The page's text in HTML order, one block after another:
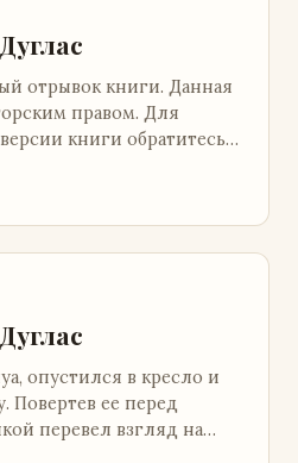
отрывок книги. Данная
правом. Для
книги обратитесь к
опустился в кресло и
Повертев ее перед
перевел взгляд на